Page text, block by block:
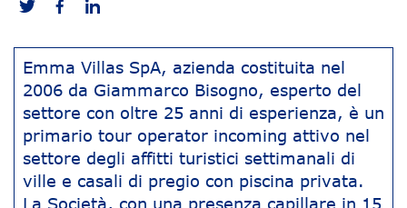
Emma Villas SpA, azienda costituita nel
2006 da Giammarco Bisogno, esperto del
settore con oltre 25 anni di esperienza, è un
primario tour operator incoming attivo nel
settore degli affitti turistici settimanali di
ville e casali di pregio con piscina privata.
La Società, con una presenza capillare in 15